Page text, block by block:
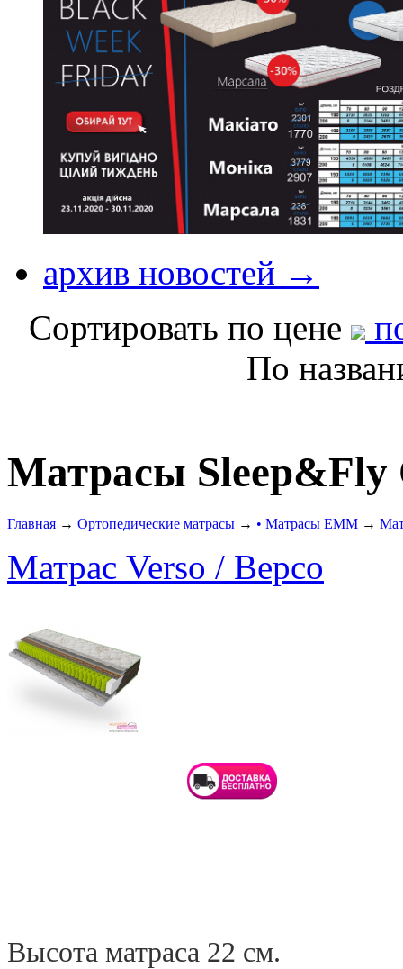
архив новостей →
Сортировать по цене
По
Матрасы Sleep&Fly
Главная → Ортопедические матрасы → • Матрасы ЕММ →
Матрас Verso / Версо
Высота матраса 22 см.